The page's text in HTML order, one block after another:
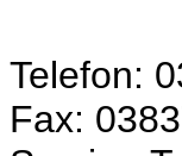
Telefon:
Fax: